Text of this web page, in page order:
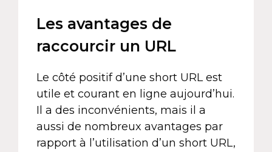
Les avantages de
raccourcir un URL
Le côté positif d’une short URL est
utile et courant en ligne aujourd’hui.
Il a des inconvénients, mais il a
aussi de nombreux avantages par
rapport à l’utilisation d’un short URL,